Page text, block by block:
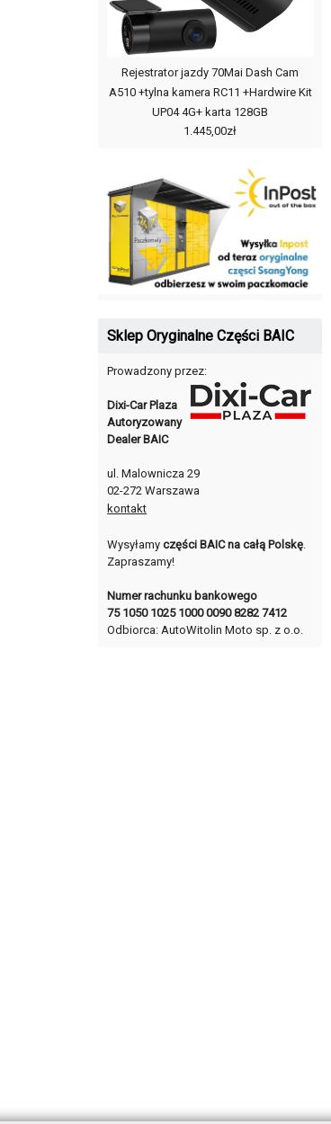
Rejestrator jazdy 70Mai Dash Cam
A510 +tylna kamera RC11 +Hardwire Kit
UP04 4G+ karta 128GB
1.445,00zł
Sklep Oryginalne Części BAIC
Prowadzony przez:
Dixi-Car Plaza
Autoryzowany
Dealer BAIC
ul. Malownicza 29
02-272 Warszawa
kontakt
Wysyłamyczęści BAIC na całą Polskę.
Zapraszamy!
Numer rachunku bankowego
75 1050 1025 1000 0090 8282 7412
Odbiorca: AutoWitolin Moto sp. z o.o.